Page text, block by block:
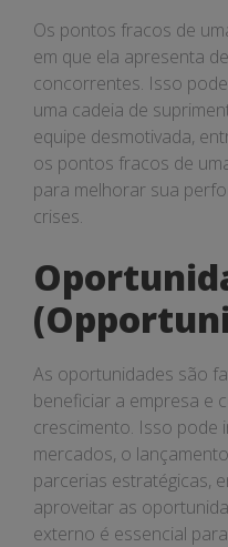
Os pontos fracos de
em que ela apresenta
concorrentes. Isso
uma cadeia de
equipe desmotivada,
os pontos fracos de
para melhorar sua
crises.
As oportunidades são
beneficiar a empresa e
crescimento. Isso pode
mercados, o
parcerias estratégicas,
aproveitar as
externo é essencial